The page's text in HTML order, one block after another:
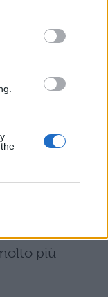
retta R e
che
che cade
retto
dobbiamo
P e il
Y0) e R: ax
di P da
r = | ax0 +
più